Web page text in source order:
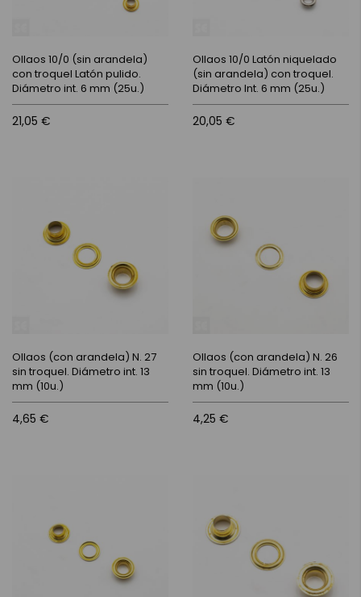
Ollaos 10/0 (sin arandela)
con troquel Latón pulido.
Diámetro int. 6 mm (25u.)
21,05 €
Ollaos 10/0 Latón niquelado
(sin arandela) con troquel.
Diámetro Int. 6 mm (25u.)
20,05 €
Ollaos (con arandela) N. 27
sin troquel. Diámetro int. 13
mm (10u.)
4,65 €
Ollaos (con arandela) N. 26
sin troquel. Diámetro int. 13
mm (10u.)
4,25 €